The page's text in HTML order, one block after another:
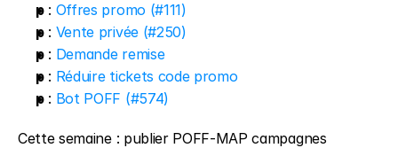
p : Offres promo (#111)
p : Vente privée (#250)
p : Demande remise
p : Réduire tickets code promo
p : Bot POFF (#574)
Cette semaine : publier POFF-MAP campagnes